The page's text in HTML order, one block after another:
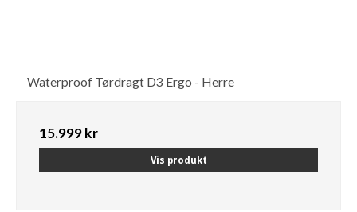
Waterproof Tørdragt D3 Ergo - Herre
15.999 kr
Vis produkt